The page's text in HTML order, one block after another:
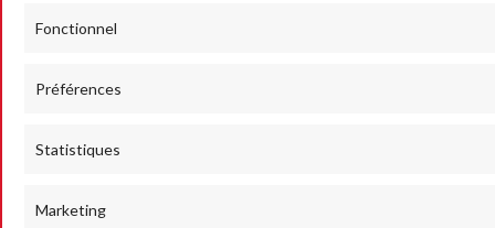
Fonctionnel
Préférences
Statistiques
Marketing